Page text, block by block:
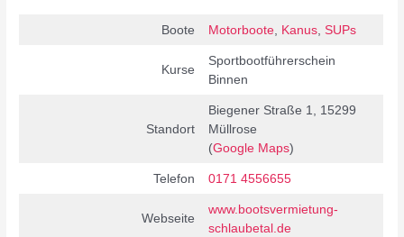
Boote Motorboote, Kanus, SUPs
Kurse
Sportbootführerschein
Binnen
Standort
Biegener Straße 1, 15299
Müllrose
(Google Maps)
Telefon 0171 4556655
Webseite
www.bootsvermietung-
schlaubetal.de